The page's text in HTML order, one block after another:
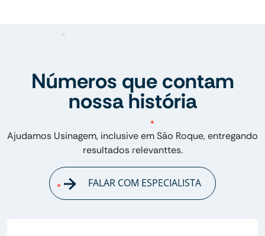
Números que contam
nossa história
Ajudamos Usinagem, inclusive em São Roque, entregando
resultados relevanttes.
FALAR COM ESPECIALISTA